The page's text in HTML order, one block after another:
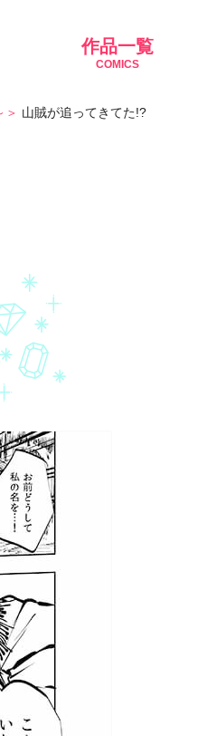
作品一覧
COMICS
山賊が追ってきてた!?